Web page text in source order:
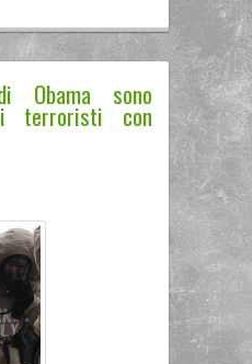
Obama sono
terroristi con